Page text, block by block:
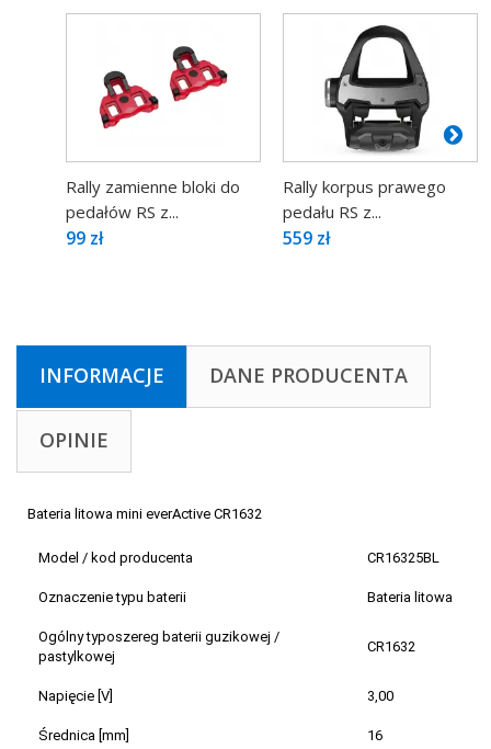
Rally zamienne bloki do
pedałów RS z...
99 zł
Rally korpus prawego
pedału RS z...
559 zł
INFORMACJE DANE PRODUCENTA
OPINIE
Bateria litowa mini everActive CR1632
Model / kod producenta CR16325BL
Oznaczenie typu baterii Bateria litowa
Ogólny typoszereg baterii guzikowej /
pastylkowej
CR1632
Napięcie [V] 3,00
Średnica [mm] 16